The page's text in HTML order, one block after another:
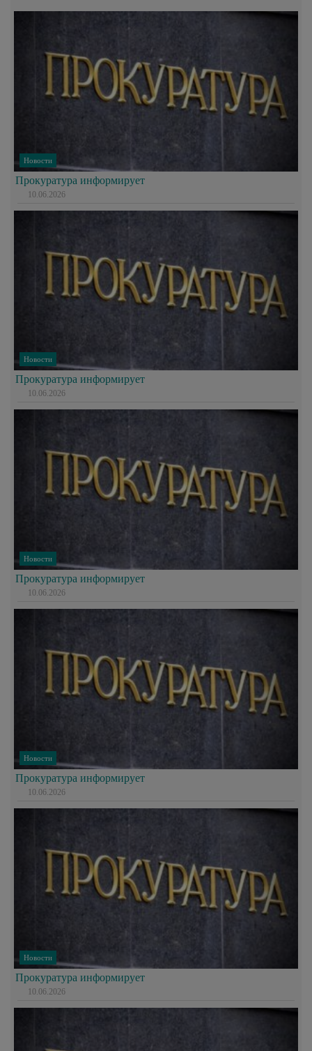
Новости
Прокуратура информирует
10.06.2026
Новости
Прокуратура информирует
10.06.2026
Новости
Прокуратура информирует
10.06.2026
Новости
Прокуратура информирует
10.06.2026
Новости
Прокуратура информирует
10.06.2026